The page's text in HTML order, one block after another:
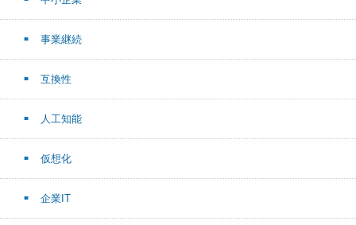
事業継続
互換性
人工知能
仮想化
企業IT